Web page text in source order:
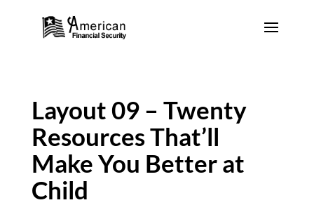
Layout 09 – Twenty
Resources That’ll
Make You Better at
Child